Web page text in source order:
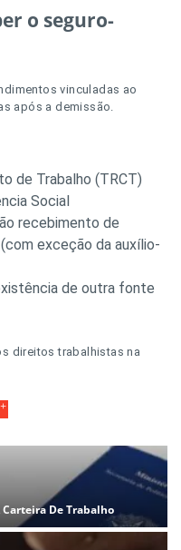
o seguro-
vinculadas ao
após a demissão.
de Trabalho (TRCT)
Social
recebimento de
exceção da auxílio-
de outra fonte
direitos trabalhistas na
De Trabalho